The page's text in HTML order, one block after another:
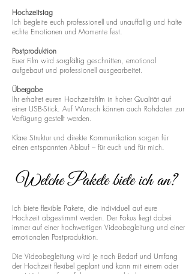
Hochzeitstag
Ich begleite euch professionell und unauffällig und halte
echte Emotionen und Momente fest.
Postproduktion
Euer Film wird sorgfältig geschnitten, emotional
aufgebaut und professionell ausgearbeitet.
Übergabe
Ihr erhaltet euren Hochzeitsfilm in hoher Qualität auf
einer USB-Stick. Auf Wunsch können auch Rohdaten zur
Verfügung gestellt werden.
Klare Struktur und direkte Kommunikation sorgen für
einen entspannten Ablauf – für euch und für mich.
Welche Pakete biete ich an?
Ich biete flexible Pakete, die individuell auf eure
Hochzeit abgestimmt werden. Der Fokus liegt dabei
immer auf einer hochwertigen Videobegleitung und einer
emotionalen Postproduktion.
Die Videobegleitung wird je nach Bedarf und Umfang
der Hochzeit flexibel geplant und kann mit einem oder